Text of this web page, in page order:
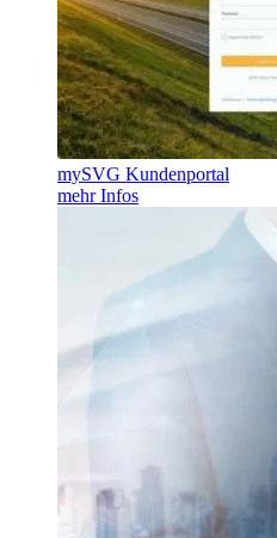
mySVG Kundenportal
mehr Infos